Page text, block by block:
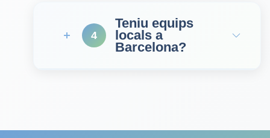
4
Teniu equips
locals a
Barcelona?